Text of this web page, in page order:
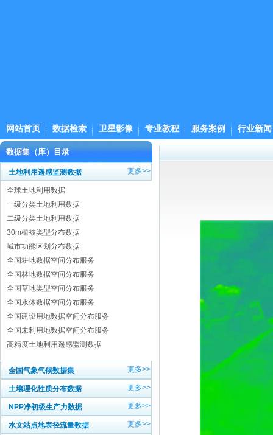
网站首页 数据检索 卫星影像 专业教程 服务案例 行业新闻
数据集（库）目录
土地利用遥感监测数据 更多>>
全球土地利用数据
一级分类土地利用数据
二级分类土地利用数据
30m植被类型分布数据
城市功能区划分布数据
全国耕地数据空间分布服务
全国林地数据空间分布服务
全国草地类型空间分布服务
全国水体数据空间分布服务
全国建设用地数据空间分布服务
全国未利用地数据空间分布服务
高精度土地利用遥感监测数据
全国气象气候数据集 更多>>
土壤理化性质分布数据 更多>>
NPP净初级生产力数据 更多>>
水文站点地表径流量数据 更多>>